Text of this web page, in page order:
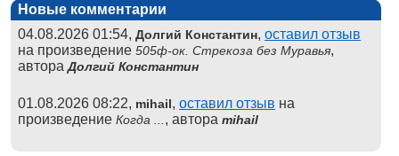
Новые комментарии
04.08.2026 01:54, Долгий Константин, оставил отзыв
на произведение 505ф-ок. Стрекоза без Муравья,
автораДолгий Константин
01.08.2026 08:22, mihail, оставил отзыв на
произведение Когда ... , автора mihail